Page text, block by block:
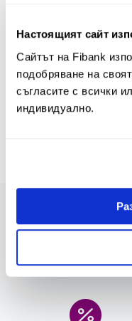
Настоящият сайт
Сайтът на Fibank
подобряване на
съгласите с всички
индивидуално.
България по смисъла
предварително
плащане или превод
Предстоящи